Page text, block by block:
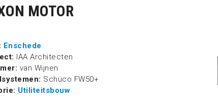
MOTOR
Enschede
IAA Architecten
van Wijnen
Schüco FW50+
Utiliteitsbouw